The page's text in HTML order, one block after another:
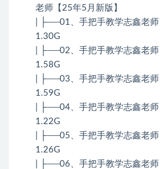
老师【25年5月新版】
| ├──01、手把手教学志鑫老
1.30G
| ├──02、手把手教学志鑫老
1.58G
| ├──03、手把手教学志鑫老
1.59G
| ├──04、手把手教学志鑫老
1.22G
| ├──05、手把手教学志鑫老
1.26G
| ├──06、手把手教学志鑫老